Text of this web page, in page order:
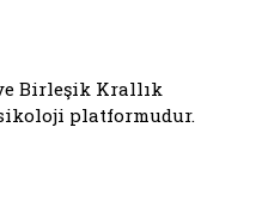
Birleşik Krallık
platformudur.